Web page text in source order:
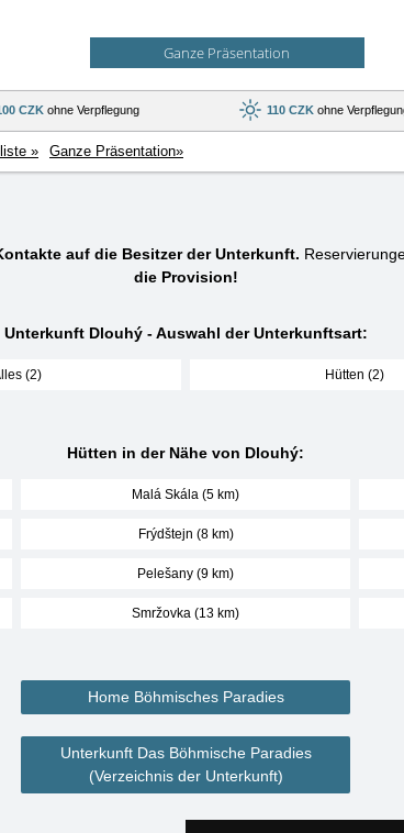
Ganze Präsentation
CZKohne Verpflegung 110 CZK ohne
» Ganze Präsentation»
auf die Besitzer der Unterkunft.
die Provision!
Unterkunft Dlouhý - Auswahl der Unterkunftsart:
(2) Hütten (2)
Hütten in der Nähe von Dlouhý:
Malá Skála (5 km)
Frýdštejn (8 km)
Pelešany (9 km)
Smržovka (13 km)
Home Böhmisches Paradies
Unterkunft Das Böhmische Paradies
(Verzeichnis der Unterkunft)